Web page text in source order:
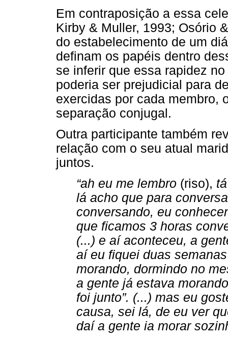
Em contraposição a essa
Kirby & Muller, 1993; Osório
do estabelecimento de um
definam os papéis dentro
se inferir que essa rapidez
poderia ser prejudicial para
exercidas por cada membro,
separação conjugal.
Outra participante também
relação com o seu atual
juntos.
“ah eu me lembro (riso),
lá acho que para
conversando, eu
que ficamos 3 horas
(...) e aí aconteceu, a
aí eu fiquei duas
morando, dormindo no
a gente já estava
foi junto”. (...) mas eu
causa, sei lá, de eu ver
daí a gente ia morar